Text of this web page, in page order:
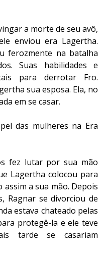
a morte de seu avô,
enviou era Lagertha.
ferozmente na batalha
Suas habilidades e
para derrotar Fro.
sua esposa. Ela, no
em se casar.
das mulheres na Era
fez lutar por sua mão
Lagertha colocou para
a sua mão. Depois
Ragnar se divorciou de
estava chateado pelas
protegê-la e ele teve
tarde se casariam